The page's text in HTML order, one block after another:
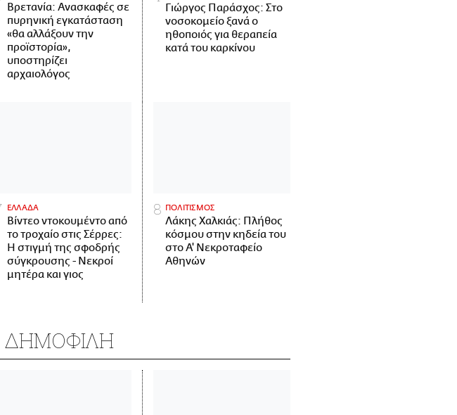
Βρετανία: Ανασκαφές σε
πυρηνική εγκατάσταση
«θα αλλάξουν την
προϊστορία»,
υποστηρίζει
αρχαιολόγος
Γιώργος Παράσχος: Στο
νοσοκομείο ξανά ο
ηθοποιός για θεραπεία
κατά του καρκίνου
ΕΛΛΑΔΑ
Βίντεο ντοκουμέντο από
το τροχαίο στις Σέρρες:
Η στιγμή της σφοδρής
σύγκρουσης - Νεκροί
μητέρα και γιος
ΠΟΛΙΤΙΣΜΟΣ
Λάκης Χαλκιάς: Πλήθος
κόσμου στην κηδεία του
στο Α' Νεκροταφείο
Αθηνών
ΔΗΜΟΦΙΛΗ